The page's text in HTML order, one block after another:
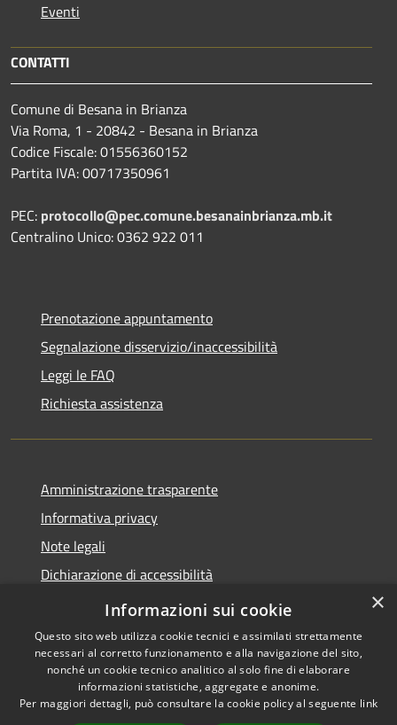
Eventi
CONTATTI
Comune di Besana in Brianza
Via Roma, 1 - 20842 - Besana in Brianza
Codice Fiscale: 01556360152
Partita IVA: 00717350961
PEC: protocollo@pec.comune.besanainbrianza.mb.it
Centralino Unico: 0362 922 011
Prenotazione appuntamento
Segnalazione disservizio/inaccessibilità
Leggi le FAQ
Richiesta assistenza
Amministrazione trasparente
Informativa privacy
Note legali
Dichiarazione di accessibilità
Dichiarazione di accessibilità APP Municipium
Accessibilità
Copyright © 2026 • Comune di
Besana in Brianza • Powered
×
Informazioni sui cookie
Questo sito web utilizza cookie tecnici e assimilati strettamente
necessari al corretto funzionamento e alla navigazione del sito,
nonché un cookie tecnico analitico al solo fine di elaborare
informazioni statistiche, aggregate e anonime.
Per maggiori dettagli, può consultare la cookie policy al seguente link